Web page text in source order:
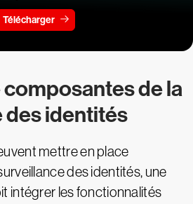
Télécharger
de la
des identités
mettre en place
des identités, une
intégrer les fonctionnalités